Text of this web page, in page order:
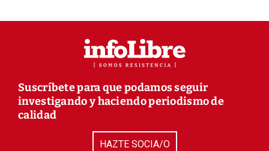
Suscríbete para que podamos seguir
investigando y haciendo periodismo de
calidad
HAZTE SOCIA/O